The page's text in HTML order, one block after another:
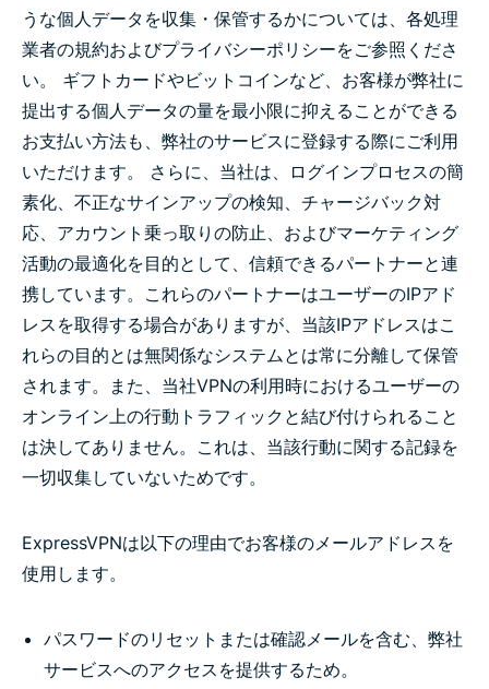
うな個人データを収集・保管するかについては、各処理
業者の規約およびプライバシーポリシーをご参照くださ
い。 ギフトカードやビットコインなど、お客様が弊社に
提出する個人データの量を最小限に抑えることができる
お支払い方法も、弊社のサービスに登録する際にご利用
いただけます。 さらに、当社は、ログインプロセスの簡
素化、不正なサインアップの検知、チャージバック対
応、アカウント乗っ取りの防止、およびマーケティング
活動の最適化を目的として、信頼できるパートナーと連
携しています。これらのパートナーはユーザーのIPアド
レスを取得する場合がありますが、当該IPアドレスはこ
れらの目的とは無関係なシステムとは常に分離して保管
されます。また、当社VPNの利用時におけるユーザーの
オンライン上の行動トラフィックと結び付けられること
は決してありません。これは、当該行動に関する記録を
一切収集していないためです。
ExpressVPNは以下の理由でお客様のメールアドレスを
使用します。
パスワードのリセットまたは確認メールを含む、弊社
サービスへのアクセスを提供するため。